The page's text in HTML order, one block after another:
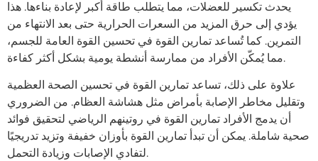
يحدث تكسير للعضلات، مما يتطلب طاقة أكبر لإعادة بناءها. هذا
يؤدي إلى حرق المزيد من السعرات الحرارية حتى بعد الانتهاء من
التمرين. كما تُساعد تمارين القوة في تحسين القوة العامة للجسم،
مما يُمكّن الأفراد من ممارسة أنشطة يومية بشكل أكثر كفاءة.
علاوة على ذلك، تساعد تمارين القوة في تحسين الصحة العظمية
وتقليل مخاطر الإصابة بأمراض مثل هشاشة العظام. من الضروري
أن يدمج الأفراد تمارين القوة في روتينهم الرياضي لتحقيق فوائد
صحية شاملة. يمكن أن تبدأ تمارين القوة بأوزان خفيفة وتزيد تدريجيًا
لتفادي الإصابات وزيادة التحمل.